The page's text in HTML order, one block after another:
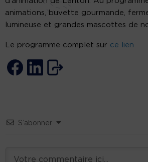
animations, buvette gourmande,
lumineuse et grandes mascottes de
Le programme complet sur ce lien
S’abonner